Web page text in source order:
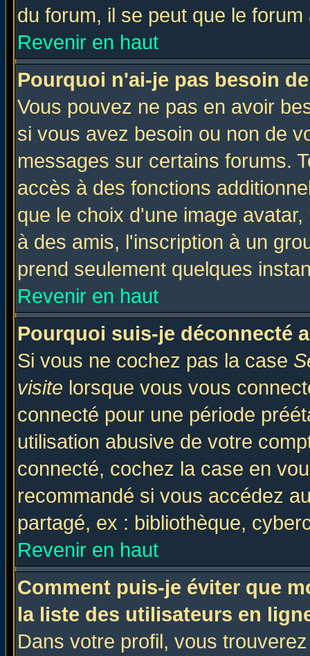
du forum, il se peut que le
Revenir en haut
Pourquoi n'ai-je pas besoin
Vous pouvez ne pas en avoir
si vous avez besoin ou non de
messages sur certains forums.
accès à des fonctions
que le choix d'une image
à des amis, l'inscription à un
prend seulement quelques
Revenir en haut
Pourquoi suis-je déconnecté
Si vous ne cochez pas la case
visite lorsque vous vous
connecté pour une période
utilisation abusive de votre
connecté, cochez la case en
recommandé si vous accédez
partagé, ex : bibliothèque,
Revenir en haut
Comment puis-je éviter que
la liste des utilisateurs en
Dans votre profil, vous